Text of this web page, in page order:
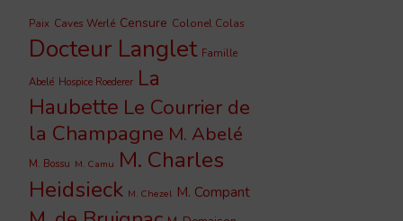
Paix Caves Werlé Censure Colonel Colas
Docteur Langlet Famille
Abelé Hospice Roederer La
Haubette Le Courrier de
la Champagne M. Abelé
M. Bossu M. Camu M. Charles
Heidsieck M. Chezel M. Compant